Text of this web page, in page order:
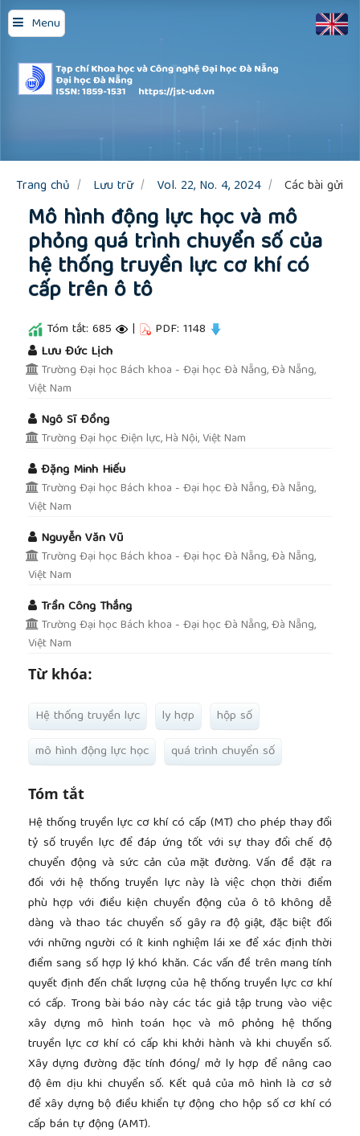
Menu
Quick
jump
to
page
content
Main
Sidebar
Trang chủ Lưu trữ Vol. 22, No. 4, 2024 Các bài gửi
Mô hình động lực học và mô
phỏng quá trình chuyển số của
hệ thống truyền lực cơ khí có
cấp trên ô tô
Tóm tắt: 685 | PDF: 1148
Lưu Đức Lịch
Trường Đại học Bách khoa - Đại học Đà Nẵng, Đà Nẵng,
Việt Nam
Ngô Sĩ Đồng
Trường Đại học Điện lực, Hà Nội, Việt Nam
Đặng Minh Hiếu
Trường Đại học Bách khoa - Đại học Đà Nẵng, Đà Nẵng,
Việt Nam
Nguyễn Văn Vũ
Trường Đại học Bách khoa - Đại học Đà Nẵng, Đà Nẵng,
Việt Nam
Trần Công Thắng
Trường Đại học Bách khoa - Đại học Đà Nẵng, Đà Nẵng,
Việt Nam
Từ khóa:
Hệ thống truyền lực ly hợp
hộp số
mô hình động lực học
quá trình chuyển số
Tóm tắt
Hệ thống truyền lực cơ khí có cấp (MT) cho phép thay đổi
tỷ số truyền lực để đáp ứng tốt với sự thay đổi chế độ
chuyển động và sức cản của mặt đường. Vấn đề đặt ra
đối với hệ thống truyền lực này là việc chọn thời điểm
phù hợp với điều kiện chuyển động của ô tô không dễ
dàng và thao tác chuyển số gây ra độ giật, đặc biệt đối
với những người có ít kinh nghiệm lái xe để xác định thời
điểm sang số hợp lý khó khăn. Các vấn đề trên mang tính
quyết định đến chất lượng của hệ thống truyền lực cơ khí
có cấp. Trong bài báo này các tác giả tập trung vào việc
xây dựng mô hình toán học và mô phỏng hệ thống
truyền lực cơ khí có cấp khi khởi hành và khi chuyển số.
Xây dựng đường đặc tính đóng/ mở ly hợp để nâng cao
độ êm dịu khi chuyển số. Kết quả của mô hình là cơ sở
để xây dựng bộ điều khiển tự động cho hộp số cơ khí có
cấp bán tự động (AMT).